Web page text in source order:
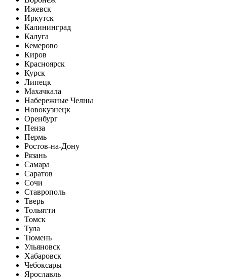
Ижевск
Иркутск
Калининград
Калуга
Кемерово
Киров
Красноярск
Курск
Липецк
Махачкала
Набережные Челны
Новокузнецк
Оренбург
Пенза
Пермь
Ростов-на-Дону
Рязань
Самара
Саратов
Сочи
Ставрополь
Тверь
Тольятти
Томск
Тула
Тюмень
Ульяновск
Хабаровск
Чебоксары
Ярославль